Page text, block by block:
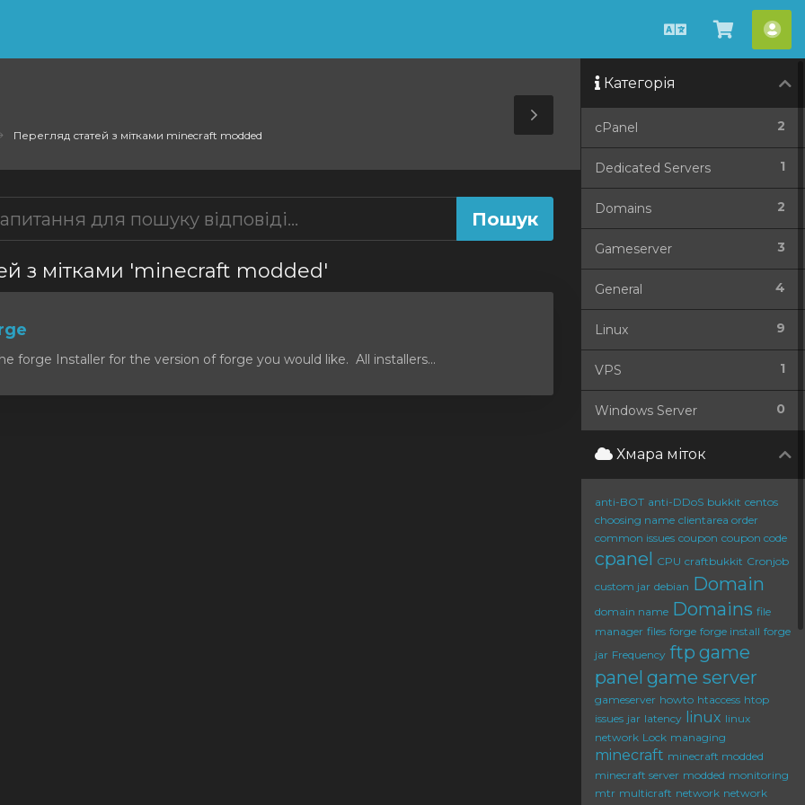
Українська
кошик
Перегляд статей з мітками minecraft modded
Toggle
Sidebar
з мітками 'minecraft modded'
forge Installer for the version of forge you would like. All installers...
Категорія
2
cPanel
1
Dedicated Servers
2
Domains
3
Gameserver
4
General
9
Linux
1
VPS
0
Windows Server
Хмара міток
anti-BOT anti-DDoS bukkit centos
choosing name clientarea order
common issues coupon coupon code
cpanel CPU craftbukkit Cronjob
custom jar debian Domain
domain name Domains file
manager files forge forge install forge
jar Frequency ftp game
panel game server
gameserver howto htaccess htop
issues jar latency linux linux
network Lock managing
minecraft minecraft modded
minecraft server modded monitoring
mtr multicraft network network